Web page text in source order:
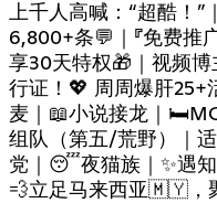
上千人高喊：“超酷！”
6,800+条💬｜『免费推
享30天特权🎁｜视频博
行证！💖 周周爆肝25+
麦｜📖小说接龙｜
组队（第五/荒野）｜
党｜😴夜猫族｜✨遇知
💨立足马来西亚🇲🇾，